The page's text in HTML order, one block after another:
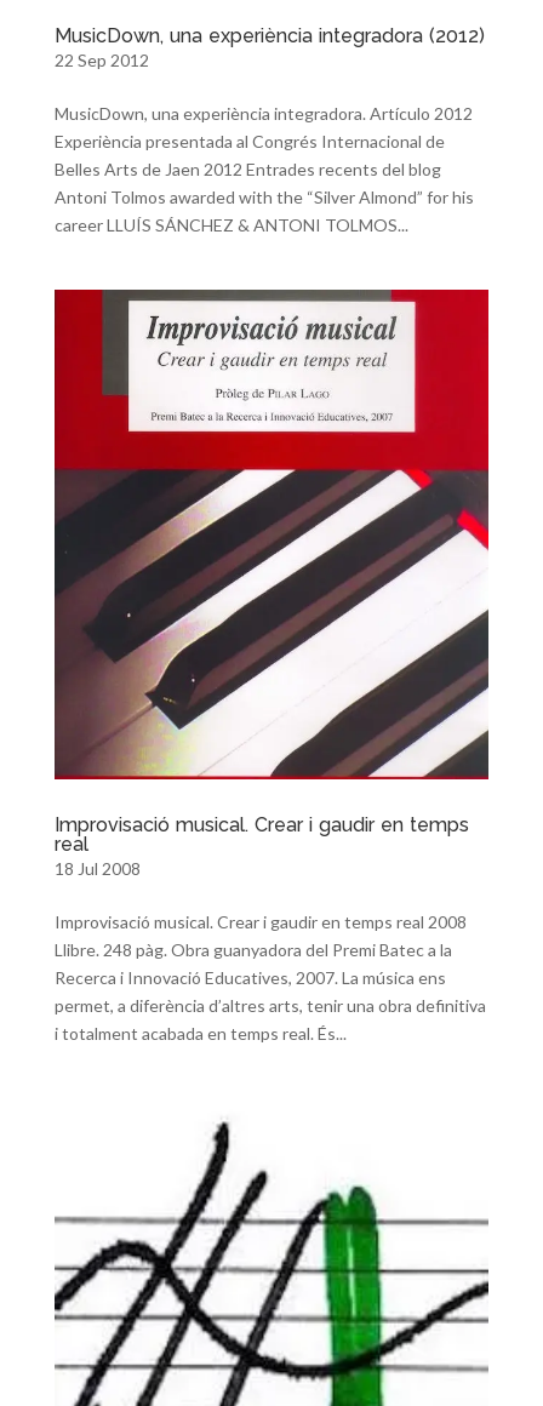
MusicDown, una experiència integradora (2012)
22 Sep 2012
MusicDown, una experiència integradora. Artículo 2012
Experiència presentada al Congrés Internacional de
Belles Arts de Jaen 2012 Entrades recents del blog
Antoni Tolmos awarded with the “Silver Almond” for his
career LLUÍS SÁNCHEZ & ANTONI TOLMOS...
Improvisació musical. Crear i gaudir en temps
real
18 Jul 2008
Improvisació musical. Crear i gaudir en temps real 2008
Llibre. 248 pàg. Obra guanyadora del Premi Batec a la
Recerca i Innovació Educatives, 2007. La música ens
permet, a diferència d’altres arts, tenir una obra definitiva
i totalment acabada en temps real. És...